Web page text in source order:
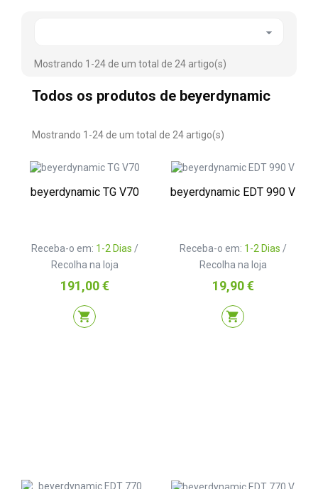

Mostrando 1-24 de um total de 24 artigo(s)
Todos os produtos de beyerdynamic
Mostrando 1-24 de um total de 24 artigo(s)
beyerdynamic TG V70
Receba-o em: 1-2 Dias /
Recolha na loja
Preço
191,00 €
shopping_cart
beyerdynamic EDT 990 V
Receba-o em: 1-2 Dias /
Recolha na loja
Preço
19,90 €
shopping_cart